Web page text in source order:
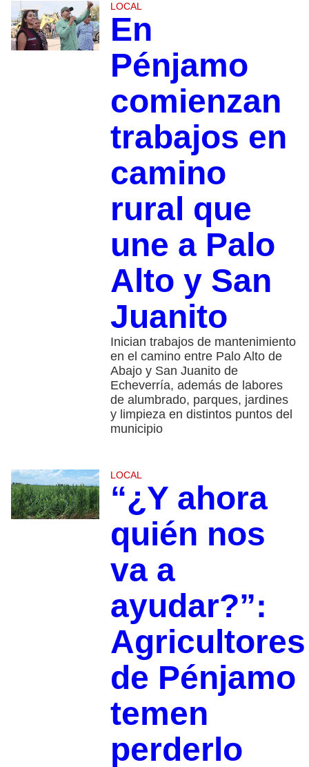
LOCAL
En
Pénjamo
comienzan
trabajos en
camino
rural que
une a Palo
Alto y San
Juanito
Inician trabajos de mantenimiento
en el camino entre Palo Alto de
Abajo y San Juanito de
Echeverría, además de labores
de alumbrado, parques, jardines
y limpieza en distintos puntos del
municipio
LOCAL
“¿Y ahora
quién nos
va a
ayudar?”:
Agricultores
de Pénjamo
temen
perderlo